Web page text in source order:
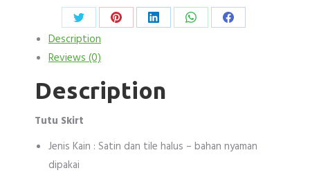
Share
on
Twitter
Share
Share
Share
Share
Description
Reviews (0)
Description
Tutu Skirt
Jenis Kain : Satin dan tile halus – bahan nyaman
dipakai